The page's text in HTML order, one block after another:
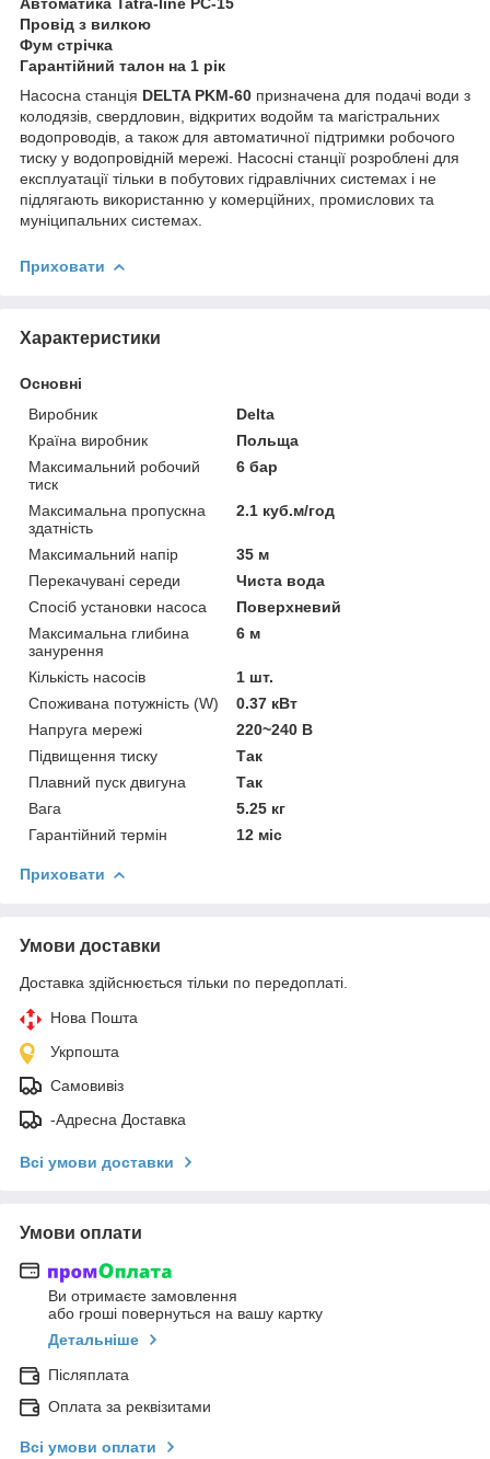
Провід з вилкою
Фум стрічка
Гарантійний талон на 1 рік
Насосна станція DELTA PKM-60 призначена для подачі води з
колодязів, свердловин, відкритих водойм та магістральних
водопроводів, а також для автоматичної підтримки робочого
тиску у водопровідній мережі. Насосні станції розроблені для
експлуатації тільки в побутових гідравлічних системах і не
підлягають використанню у комерційних, промислових та
муніципальних системах.
Приховати
Характеристики
Основні
Виробник
Delta
Країна виробник
Польща
Максимальний робочий
тиск
6 бар
Максимальна пропускна
здатність
2.1 куб.м/год
Максимальний напір
35 м
Перекачувані середи
Чиста вода
Спосіб установки насоса
Поверхневий
Максимальна глибина
занурення
6 м
Кількість насосів
1 шт.
Споживана потужність (W)
0.37 кВт
Напруга мережі
220~240 В
Підвищення тиску
Так
Плавний пуск двигуна
Так
Вага
5.25 кг
Гарантійний термін
12 міс
Приховати
Умови доставки
Доставка здійснюється тільки по передоплаті.
Нова Пошта
Укрпошта
Самовивіз
-Адресна Доставка
Всі умови доставки
Умови оплати
Ви отримаєте замовлення
або гроші повернуться на вашу картку
Детальніше
Післяплата
Оплата за реквізитами
Всі умови оплати